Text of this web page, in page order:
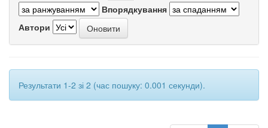
Впорядкування
Автори
Результати 1-2 зі 2 (час пошуку: 0.001 секунди).